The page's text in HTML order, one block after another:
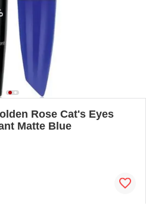
Rose Cat's Eyes
Matte Blue